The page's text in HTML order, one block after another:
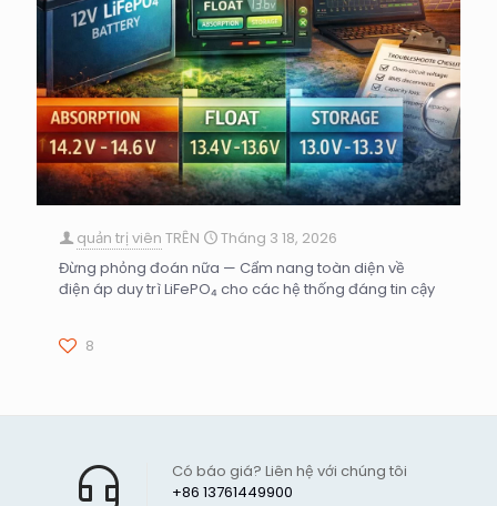
quản trị viên TRÊN
Tháng 3 18, 2026
Đừng phỏng đoán nữa — Cẩm nang toàn diện về
điện áp duy trì LiFePO₄ cho các hệ thống đáng tin cậy
8
+86 13761449900
Có báo giá? Liên hệ với chúng tôi